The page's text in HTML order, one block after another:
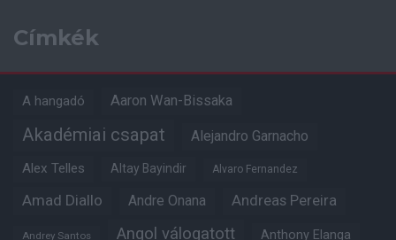
Címkék
A hangadó Aaron Wan-Bissaka
Akadémiai csapat Alejandro Garnacho
Alex Telles Altay Bayindir Alvaro Fernandez
Amad Diallo Andre Onana Andreas Pereira
Andrey Santos Angol válogatott Anthony Elanga